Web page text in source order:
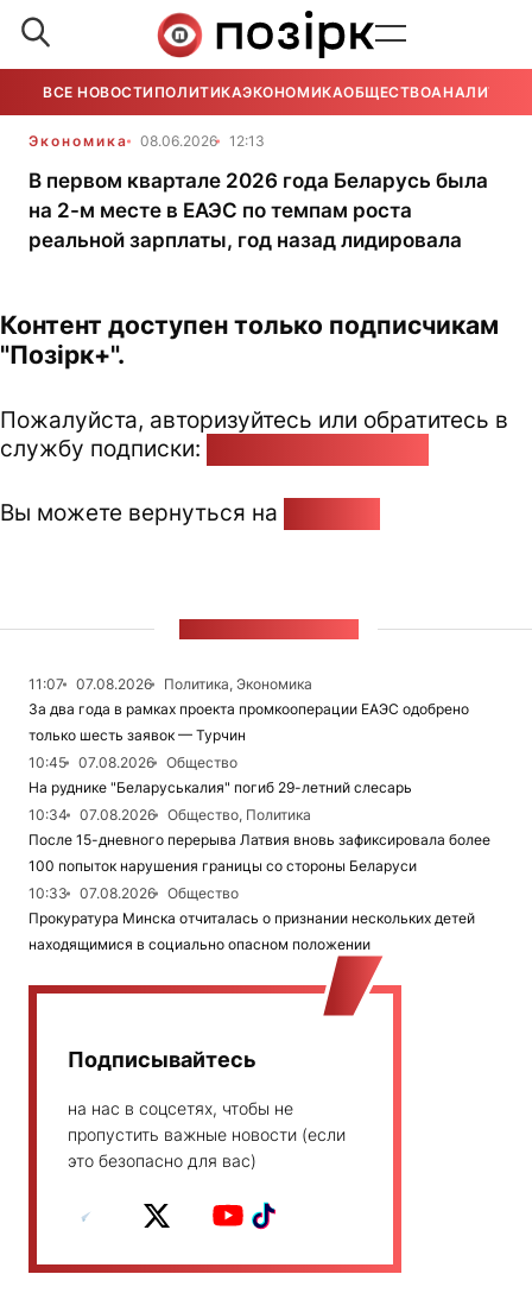
ВСЕ НОВОСТИ ПОЛИТИКАЭКОНОМИКАОБЩЕСТВОАНАЛИТИКА
Экономика 08.06.2026 12:13
В первом квартале 2026 года Беларусь была
на 2-м месте в ЕАЭС по темпам роста
реальной зарплаты, год назад лидировала
Контент доступен только подписчикам
"Позірк+".
Пожалуйста, авторизуйтесь или обратитесь в
службу подписки:
Вы можете вернуться на
11:07 07.08.2026
Политика, Экономика
За два года в рамках проекта промкооперации ЕАЭС одобрено
только шесть заявок — Турчин
10:45
07.08.2026
Общество
На руднике "Беларуськалия" погиб 29-летний слесарь
10:34
07.08.2026
Общество, Политика
После 15-дневного перерыва Латвия вновь зафиксировала более
100 попыток нарушения границы со стороны Беларуси
10:33
07.08.2026
Общество
Прокуратура Минска отчиталась о признании нескольких детей
находящимися в социально опасном положении
Подписывайтесь
на нас в соцсетях, чтобы не
пропустить важные новости (если
это безопасно для вас)